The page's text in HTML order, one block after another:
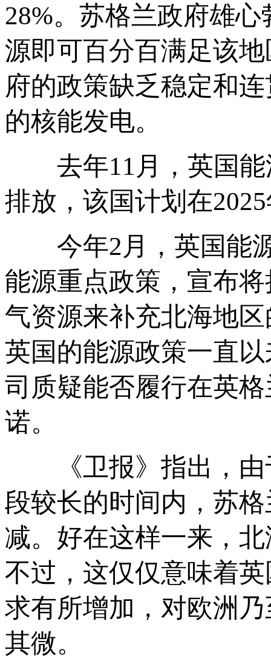
28%。苏格兰政府雄
源即可百分百满足该
府的政策缺乏稳定和
的核能发电。
去年11月，英国能
排放，该国计划在
今年2月，英国能源
能源重点政策，宣布
气资源来补充北海地
英国的能源政策一直
司质疑能否履行在英
诺。
《卫报》指出，由
段较长的时间内，苏
减。好在这样一来，
不过，这仅仅意味着
求有所增加，对欧洲
其微。